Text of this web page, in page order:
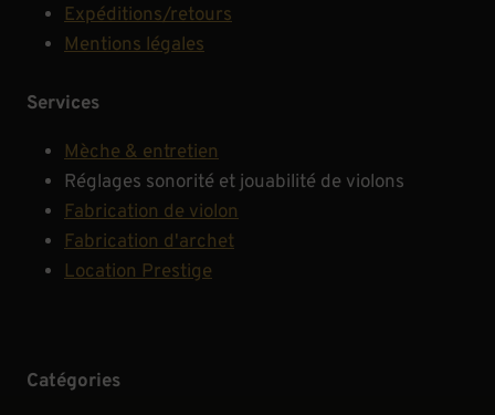
Expéditions/retours
Mentions légales
Services
Mèche & entretien
Réglages sonorité et jouabilité de violons
Fabrication de violon
Fabrication d'archet
Location Prestige
Catégories